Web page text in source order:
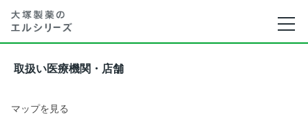
取扱い医療機関・店舗
マップを見る